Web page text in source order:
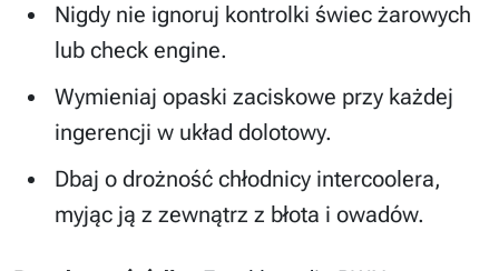
Nigdy nie ignoruj kontrolki świec żarowych
lub check engine.
Wymieniaj opaski zaciskowe przy każdej
ingerencji w układ dolotowy.
Dbaj o drożność chłodnicy intercoolera,
myjąc ją z zewnątrz z błota i owadów.